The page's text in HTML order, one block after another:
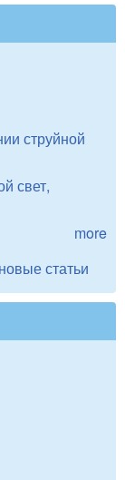
струйной
свет,
more